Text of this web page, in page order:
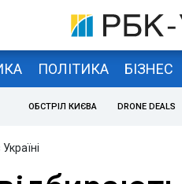
ПОЛІТИКА БІЗНЕС
ОБСТРІЛ КИЄВА DRONE DEALS